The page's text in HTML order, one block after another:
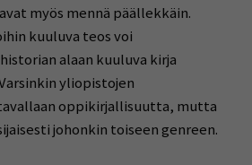
myös mennä päällekkäin.
kuuluva teos voi
alaan kuuluva kirja
yliopistojen
oppikirjallisuutta, mutta
johonkin toiseen genreen.